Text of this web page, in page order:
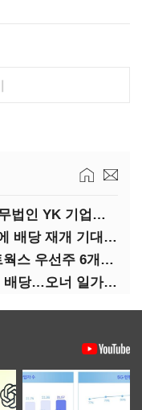
[IB토마토](IB&피플)강진구 법무법인 YK 기업거버넌스센터 센터장
[IB토마토]호텔신라, 흑자전환에 배당 재개 기대감…삼성생명도 웃을까
[IB토마토]CJ CGV, 올리브네트웍스 우선주 6개월 만에 상환…왜?
[IB토마토]예림당, 매출보다 큰 배당…오너 일가에 절반 간다